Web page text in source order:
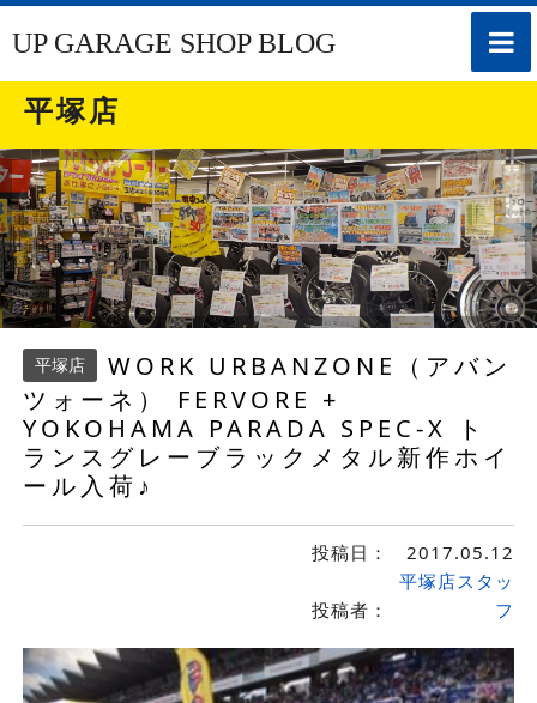
toggle
UP GARAGE SHOP BLOG
平塚店
平塚店
WORK URBANZONE（アバン
ツォーネ） FERVORE +
YOKOHAMA PARADA SPEC-X ト
ランスグレーブラックメタル新作ホイ
ール入荷♪
投稿日： 2017.05.12
投稿者：
平塚店スタッ
フ